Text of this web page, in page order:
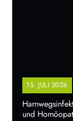
06. JUNI 2026
Homöopathie
gehören in die